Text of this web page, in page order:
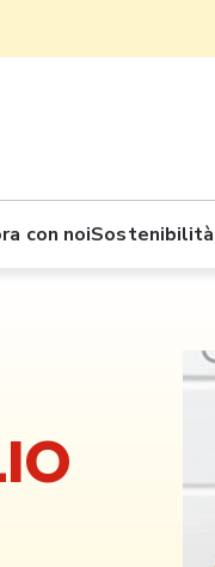
con noiSostenibilità